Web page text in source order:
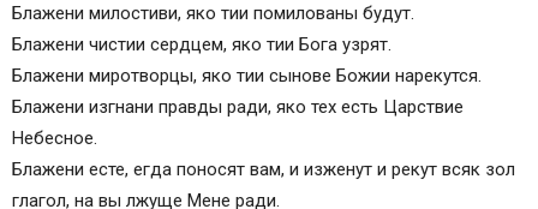
Блажени милостиви, яко тии помилованы будут.
Блажени чистии сердцем, яко тии Бога узрят.
Блажени миротворцы, яко тии сынове Божии нарекутся.
Блажени изгнани правды ради, яко тех есть Царствие
Небесное.
Блажени есте, егда поносят вам, и изженут и рекут всяк зол
глагол, на вы лжуще Мене ради.